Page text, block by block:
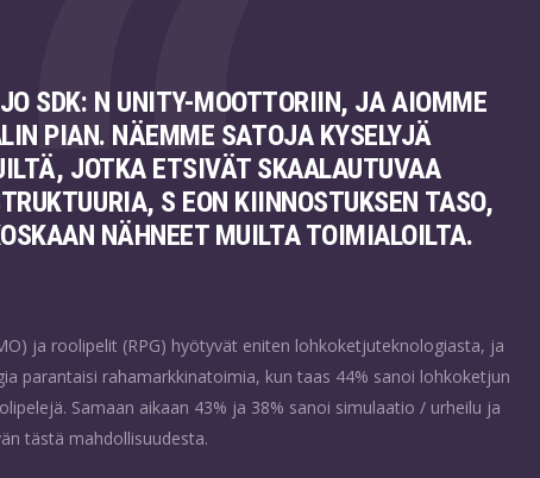
SDK: N UNITY-MOOTTORIIN, JA AIOMME
PIAN. NÄEMME SATOJA KYSELYJÄ
JOTKA ETSIVÄT SKAALAUTUVAA
S EON KIINNOSTUKSEN TASO,
NÄHNEET MUILTA TOIMIALOILTA.
ja roolipelit (RPG) hyötyvät eniten lohkoketjuteknologiasta, ja
parantaisi rahamarkkinatoimia, kun taas 44% sanoi lohkoketjun
Samaan aikaan 43% ja 38% sanoi simulaatio / urheilu ja
tästä mahdollisuudesta.